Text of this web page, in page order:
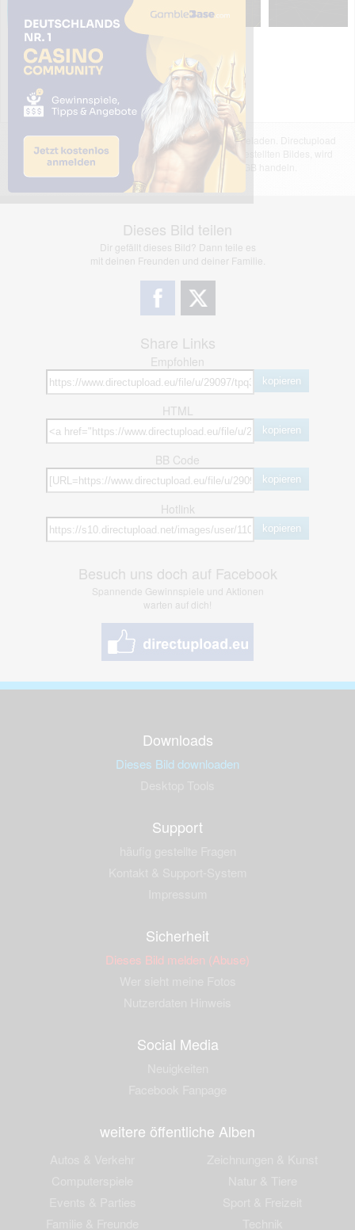
Das dargestellte Bild wurde von einem Nutzer hochgeladen. Directupload
übernimmt keinerlei Haftung für den Inhalt des dargestellten Bildes, wird
jedoch bei Verstößen nach §2(3) unserer AGB handeln.
Dieses Bild teilen
Dir gefällt dieses Bild? Dann teile es
mit deinen Freunden und deiner Familie.
Share Links
Empfohlen
kopieren
HTML
kopieren
BB Code
kopieren
Hotlink
kopieren
Besuch uns doch auf Facebook
Spannende Gewinnspiele und Aktionen
warten auf dich!
Downloads
Dieses Bild downloaden
Support
Sicherheit
Dieses Bild melden (Abuse)
Social Media
weitere öffentliche Alben